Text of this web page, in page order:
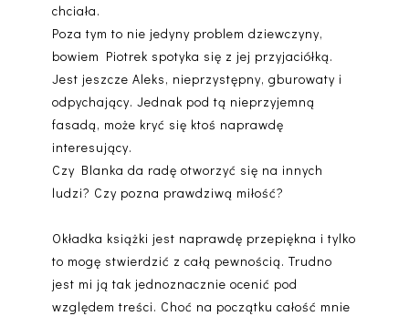
chciała.
Poza tym to nie jedyny problem dziewczyny,
bowiem Piotrek spotyka się z jej przyjaciółką.
Jest jeszcze Aleks, nieprzystępny, gburowaty i
odpychający. Jednak pod tą nieprzyjemną
fasadą, może kryć się ktoś naprawdę
interesujący.
Czy Blanka da radę otworzyć się na innych
ludzi? Czy pozna prawdziwą miłość?
Okładka książki jest naprawdę przepiękna i tylko
to mogę stwierdzić z całą pewnością. Trudno
jest mi ją tak jednoznacznie ocenić pod
względem treści. Choć na początku całość mnie